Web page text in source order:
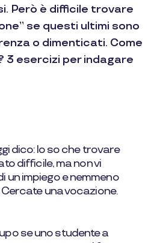
Però è difficile trovare
se questi ultimi sono
o dimenticati. Come
3 esercizi per indagare
dico: lo so che trovare
difficile, ma non vi
un impiego e nemmeno
una vocazione.
se uno studente a